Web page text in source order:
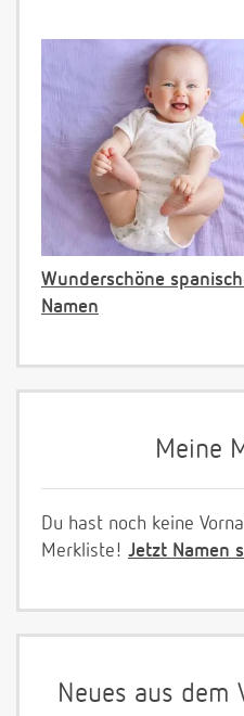
Wunderschöne
Namen
Meine
Du hast noch keine
Merkliste! Jetzt Namen
Neues aus dem